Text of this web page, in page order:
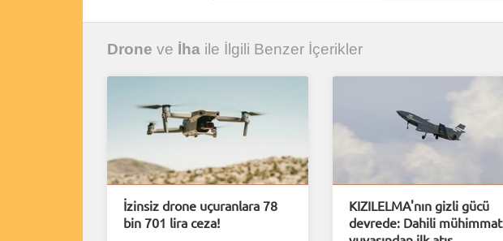
Drone ve İha ile İlgili Benzer İçerikler
İzinsiz drone uçuranlara 78
bin 701 lira ceza!
KIZILELMA'nın gizli gücü
devrede: Dahili mühimmat